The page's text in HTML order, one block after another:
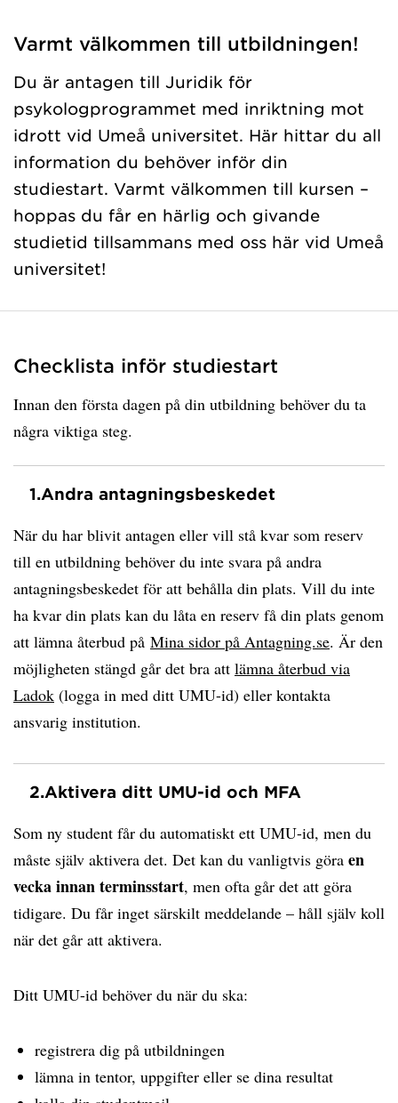
Varmt välkommen till utbildningen!
Du är antagen till Juridik för
psykologprogrammet med inriktning mot
idrott vid Umeå universitet. Här hittar du all
information du behöver inför din
studiestart. Varmt välkommen till kursen –
hoppas du får en härlig och givande
studietid tillsammans med oss här vid Umeå
universitet!
Checklista inför studiestart
Innan den första dagen på din utbildning behöver du ta
några viktiga steg.
1.Andra antagningsbeskedet
När du har blivit antagen eller vill stå kvar som reserv
till en utbildning behöver du inte svara på andra
antagningsbeskedet för att behålla din plats. Vill du inte
ha kvar din plats kan du låta en reserv få din plats genom
att lämna återbud på Mina sidor på Antagning.se. Är den
möjligheten stängd går det bra att lämna återbud via
Ladok (logga in med ditt UMU-id) eller kontakta
ansvarig institution.
2.Aktivera ditt UMU-id och MFA
Som ny student får du automatiskt ett UMU-id, men du
måste själv aktivera det. Det kan du vanligtvis göra en
vecka innan terminsstart, men ofta går det att göra
tidigare. Du får inget särskilt meddelande – håll själv koll
när det går att aktivera.
Ditt UMU-id behöver du när du ska:
registrera dig på utbildningen
lämna in tentor, uppgifter eller se dina resultat